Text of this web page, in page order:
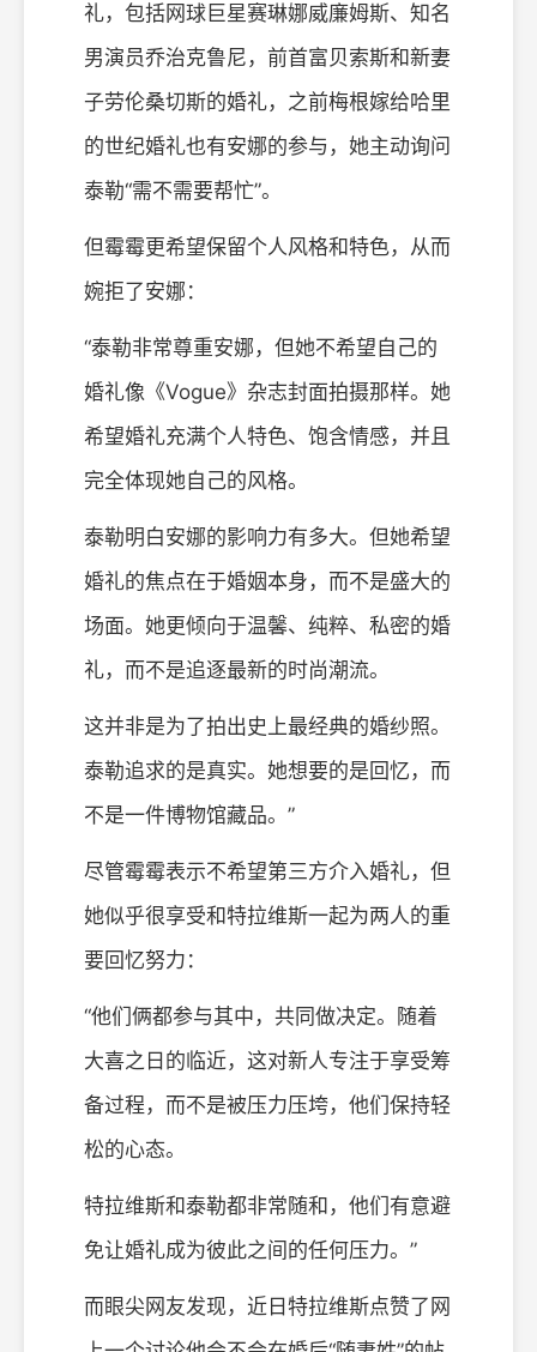
礼，包括网球巨星赛琳娜威廉姆斯、知名
男演员乔治克鲁尼，前首富贝索斯和新妻
子劳伦桑切斯的婚礼，之前梅根嫁给哈里
的世纪婚礼也有安娜的参与，她主动询问
泰勒“需不需要帮忙”。
但霉霉更希望保留个人风格和特色，从而
婉拒了安娜：
“泰勒非常尊重安娜，但她不希望自己的
婚礼像《Vogue》杂志封面拍摄那样。她
希望婚礼充满个人特色、饱含情感，并且
完全体现她自己的风格。
泰勒明白安娜的影响力有多大。但她希望
婚礼的焦点在于婚姻本身，而不是盛大的
场面。她更倾向于温馨、纯粹、私密的婚
礼，而不是追逐最新的时尚潮流。
这并非是为了拍出史上最经典的婚纱照。
泰勒追求的是真实。她想要的是回忆，而
不是一件博物馆藏品。”
尽管霉霉表示不希望第三方介入婚礼，但
她似乎很享受和特拉维斯一起为两人的重
要回忆努力：
“他们俩都参与其中，共同做决定。随着
大喜之日的临近，这对新人专注于享受筹
备过程，而不是被压力压垮，他们保持轻
松的心态。
特拉维斯和泰勒都非常随和，他们有意避
免让婚礼成为彼此之间的任何压力。”
而眼尖网友发现，近日特拉维斯点赞了网